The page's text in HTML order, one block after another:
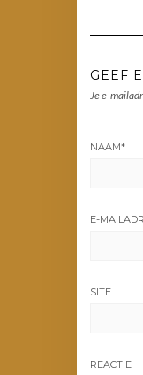
GEEF
Je e-
NAAM*
E-
SITE
REACTIE